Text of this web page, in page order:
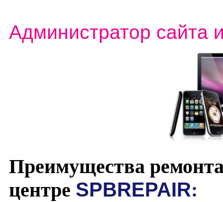
Администратор сайта
Преимущества
центре SPBREPAIR: